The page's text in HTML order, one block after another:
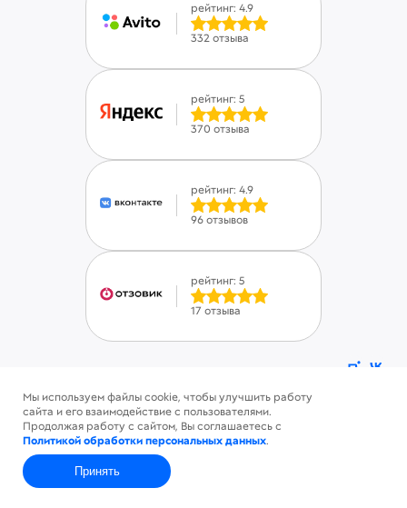
рейтинг: 4.9
332 отзыва
рейтинг: 5
370 отзыва
рейтинг: 4.9
96 отзывов
рейтинг: 5
17 отзыва
Политика конфиденциальности
Пользовательское соглашение
ⓒ Savinsname 2015-2026. Все права защищены
Мы используем файлы cookie, чтобы улучшить работу
сайта и его взаимодействие с пользователями.
Продолжая работу с сайтом, Вы соглашаетесь с
Политикой обработки персональных данных.
Принять